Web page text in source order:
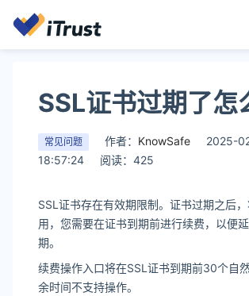
SSL证书过期了怎
常见问题 作者： KnowSafe
2025-
18:57:24
阅读：425
SSL证书存在有效期限制。证书过期之后
用，您需要在证书到期前进行续费，以便
期。
续费操作入口将在SSL证书到期前30个自
余时间不支持操作。